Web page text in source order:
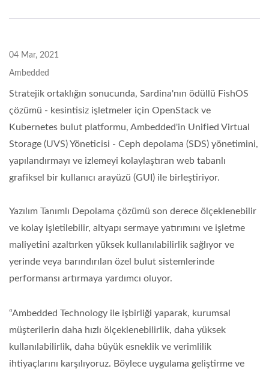
04 Mar, 2021
Ambedded
Stratejik ortaklığın sonucunda, Sardina'nın ödüllü FishOS
çözümü - kesintisiz işletmeler için OpenStack ve
Kubernetes bulut platformu, Ambedded'in Unified Virtual
Storage (UVS) Yöneticisi - Ceph depolama (SDS) yönetimini,
yapılandırmayı ve izlemeyi kolaylaştıran web tabanlı
grafiksel bir kullanıcı arayüzü (GUI) ile birleştiriyor.
Yazılım Tanımlı Depolama çözümü son derece ölçeklenebilir
ve kolay işletilebilir, altyapı sermaye yatırımını ve işletme
maliyetini azaltırken yüksek kullanılabilirlik sağlıyor ve
yerinde veya barındırılan özel bulut sistemlerinde
performansı artırmaya yardımcı oluyor.
“Ambedded Technology ile işbirliği yaparak, kurumsal
müşterilerin daha hızlı ölçeklenebilirlik, daha yüksek
kullanılabilirlik, daha büyük esneklik ve verimlilik
ihtiyaçlarını karşılıyoruz. Böylece uygulama geliştirme ve